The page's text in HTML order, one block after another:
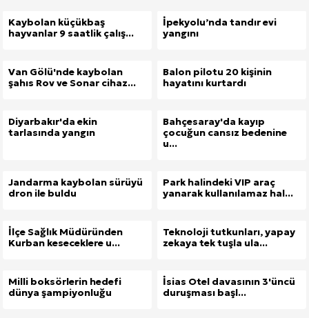
Kaybolan küçükbaş
hayvanlar 9 saatlik çalış...
İpekyolu’nda tandır evi
yangını
Van Gölü'nde kaybolan
şahıs Rov ve Sonar cihaz...
Balon pilotu 20 kişinin
hayatını kurtardı
Diyarbakır'da ekin
tarlasında yangın
Bahçesaray'da kayıp
çocuğun cansız bedenine
u...
Jandarma kaybolan sürüyü
dron ile buldu
Park halindeki VIP araç
yanarak kullanılamaz hal...
İlçe Sağlık Müdüründen
Kurban keseceklere u...
Teknoloji tutkunları, yapay
zekaya tek tuşla ula...
Milli boksörlerin hedefi
dünya şampiyonluğu
İsias Otel davasının 3'üncü
duruşması başl...
Site İçi (On-Page) SEO Hizmeti: Web Sitenizin
Dar Tavanlı Alanlar İçin Oval Hava Kanalı Avantajları